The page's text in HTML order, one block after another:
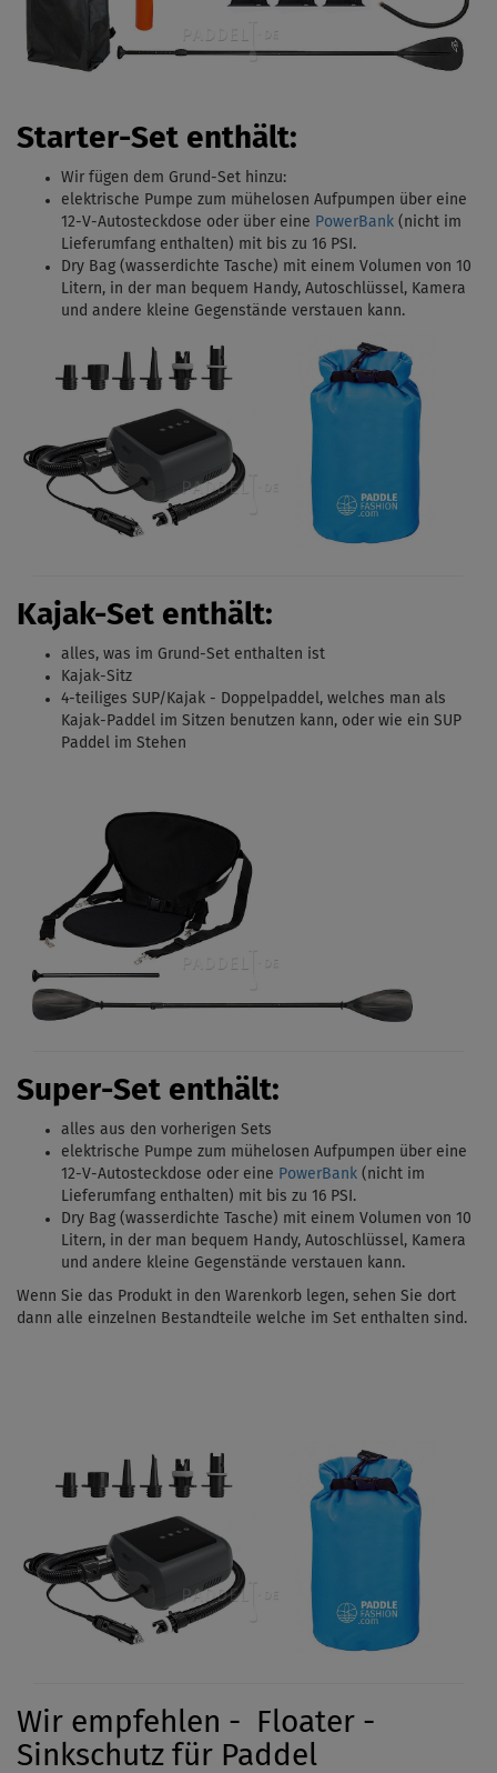
Starter-Set enthält:
Wir fügen dem Grund-Set hinzu:
elektrische Pumpe zum mühelosen Aufpumpen über eine
12-V-Autosteckdose oder über eine PowerBank (nicht im
Lieferumfang enthalten) mit bis zu 16 PSI.
Dry Bag (wasserdichte Tasche) mit einem Volumen von 10
Litern, in der man bequem Handy, Autoschlüssel, Kamera
und andere kleine Gegenstände verstauen kann.
Kajak-Set enthält:
alles, was im Grund-Set enthalten ist
Kajak-Sitz
4-teiliges SUP/Kajak - Doppelpaddel, welches man als
Kajak-Paddel im Sitzen benutzen kann, oder wie ein SUP
Paddel im Stehen
Super-Set enthält:
alles aus den vorherigen Sets
elektrische Pumpe zum mühelosen Aufpumpen über eine
12-V-Autosteckdose oder eine PowerBank (nicht im
Lieferumfang enthalten) mit bis zu 16 PSI.
Dry Bag (wasserdichte Tasche) mit einem Volumen von 10
Litern, in der man bequem Handy, Autoschlüssel, Kamera
und andere kleine Gegenstände verstauen kann.
Wenn Sie das Produkt in den Warenkorb legen, sehen Sie dort
dann alle einzelnen Bestandteile welche im Set enthalten sind.
Wir empfehlen - Floater -
Sinkschutz für Paddel